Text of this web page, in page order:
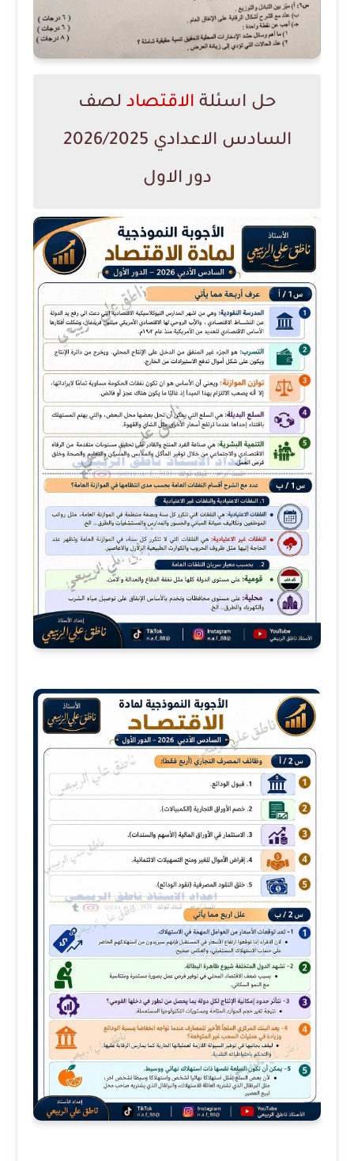
حل اسئلة الاقتصاد لصف
السادس الاعدادي 2026/2025
دور الاول